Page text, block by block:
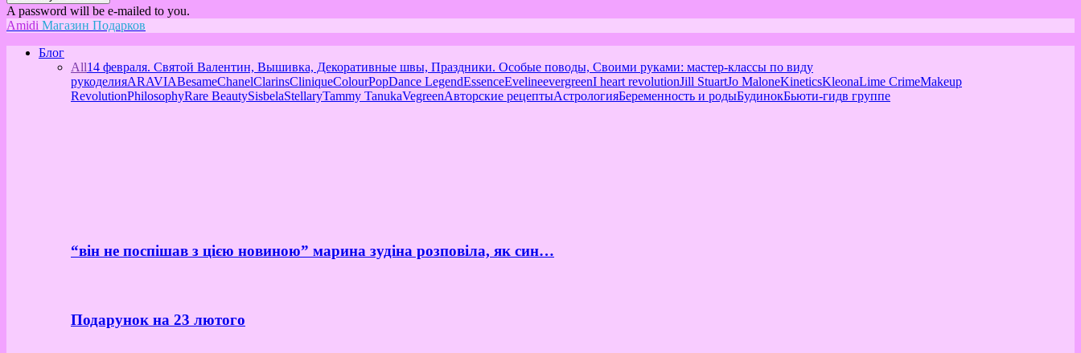
A password will be e-mailed to you.
Amidi Магазин Подарков
Блог
All14 февраля. Святой Валентин, Вышивка, Декоративные швы, Праздники. Особые поводы, Своими руками: мастер-классы по виду
рукоделияARAVIABesameChanelClarinsCliniqueColourPopDance LegendEssenceEvelineevergreenI heart revolutionJill StuartJo MaloneKineticsKleonaLime CrimeMakeup
RevolutionPhilosophyRare BeautySisbelaStellaryTammy TanukaVegreenАвторские рецептыАстрологияБеременность и родыБудинокБьюти-гидв группе
“він не поспішав з цією новиною” марина зудіна розповіла, як син…
Подарунок на 23 лютого